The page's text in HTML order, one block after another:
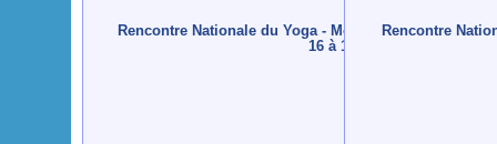
Rencontre Nationale du Yoga - Monte Gordo - 2012,
16 à 18
Rencontre